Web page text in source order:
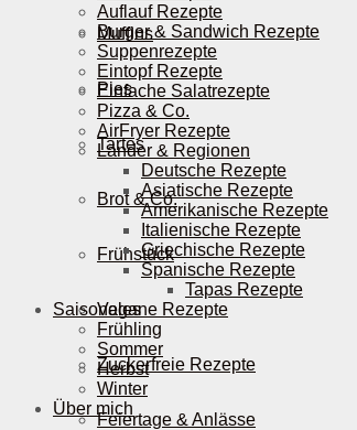
Muffins
Pies
Tartes
Brot & Co.
Frühstück
Vegane Rezepte
Zuckerfreie Rezepte
Feiertage & Anlässe
Auflauf Rezepte
Burger & Sandwich Rezepte
Suppenrezepte
Eintopf Rezepte
Einfache Salatrezepte
Pizza & Co.
AirFryer Rezepte
Länder & Regionen
Deutsche Rezepte
Asiatische Rezepte
Amerikanische Rezepte
Italienische Rezepte
Griechische Rezepte
Spanische Rezepte
Tapas Rezepte
Saisonales
Frühling
Sommer
Herbst
Winter
Über mich